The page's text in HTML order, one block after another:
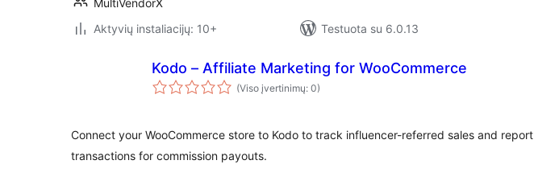
MultiVendorX
Aktyvių instaliacijų: 10+
Testuota su 6.0.13
Kodo – Affiliate Marketing for WooCommerce
(Viso įvertinimų: 0)
Connect your WooCommerce store to Kodo to track influencer-referred sales and report
transactions for commission payouts.